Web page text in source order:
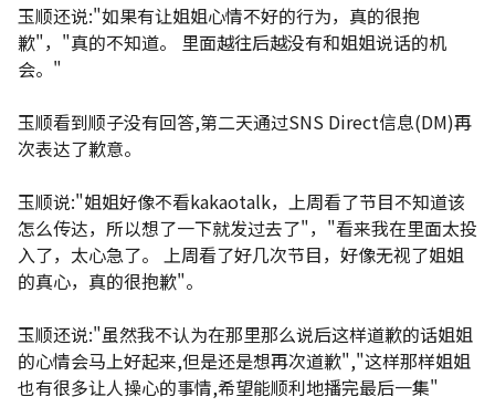
玉顺还说:"如果有让姐姐心情不好的行为，真的很抱
歉"，"真的不知道。 里面越往后越没有和姐姐说话的机
会。"
玉顺看到顺子没有回答,第二天通过SNS Direct信息(DM)再
次表达了歉意。
玉顺说:"姐姐好像不看kakaotalk，上周看了节目不知道该
怎么传达，所以想了一下就发过去了"，"看来我在里面太投
入了，太心急了。 上周看了好几次节目，好像无视了姐姐
的真心，真的很抱歉"。
玉顺还说:"虽然我不认为在那里那么说后这样道歉的话姐姐
的心情会马上好起来,但是还是想再次道歉","这样那样姐姐
也有很多让人操心的事情,希望能顺利地播完最后一集"